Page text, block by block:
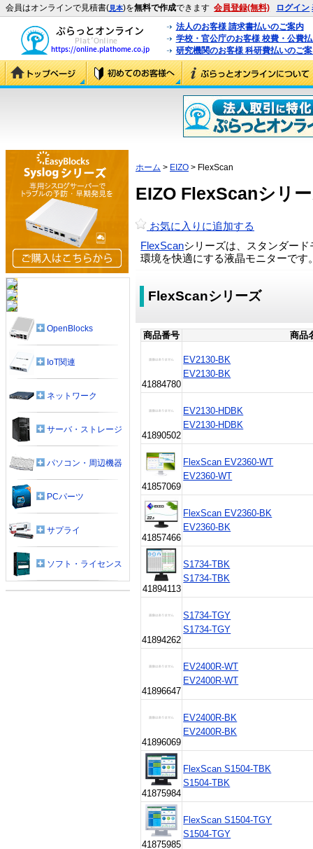
会員はオンラインで見積書(見本)を無料で作成できます 会員登録(無料) ログイン
法人のお客様 請求書払いのご案内
学校・官公庁のお客様 校費・公費
研究機関のお客様 科研費払いのご
ホーム > EIZO > FlexScan
EIZO FlexScanシリ
お気に入りに追加する
FlexScanシリーズは、スタンダー
環境を快適にする液晶モニターです
FlexScanシリーズ
商品番号 商品
41884780
EV2130-BK
EV2130-BK
41890502
EV2130-HDBK
EV2130-HDBK
41857069
FlexScan EV2360-WT
EV2360-WT
41857466
FlexScan EV2360-BK
EV2360-BK
41894113
S1734-TBK
S1734-TBK
41894262
S1734-TGY
S1734-TGY
41896647
EV2400R-WT
EV2400R-WT
41896069
EV2400R-BK
EV2400R-BK
41875984
FlexScan S1504-TBK
S1504-TBK
41875985
FlexScan S1504-TGY
S1504-TGY
OpenBlocks
IoT関連
ネットワーク
サーバ・ストレージ
パソコン・周辺機器
PCパーツ
サプライ
ソフト・ライセンス